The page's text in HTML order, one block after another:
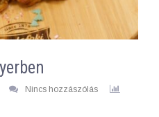
Nincs hozzászólás